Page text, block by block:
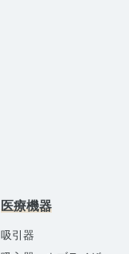
医療機器
吸引器